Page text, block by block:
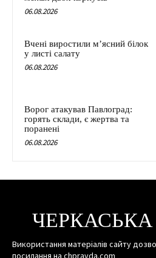
06.08.2026
Вчені виростили м’ясний білок
у листі салату
06.08.2026
Ворог атакував Павлоград:
горять склади, є жертва та
поранені
06.08.2026
Використання матеріалів сайту